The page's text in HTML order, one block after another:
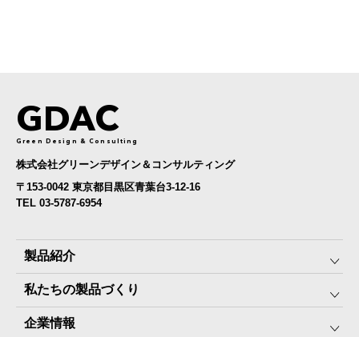
GDAC
Green Design & Consulting
株式会社グリーンデザイン＆コンサルティング
〒153-0042 東京都目黒区青葉台3-12-16
TEL 03-5787-6954
製品紹介
みんなの保存⾷
The Next Dekade10年保存
私たちの製品づくり
SDGSへの取り組み
企業情報